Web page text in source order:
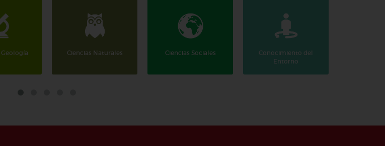
Ciencias Naturales Ciencias Sociales
Conocimiento del
Entorno